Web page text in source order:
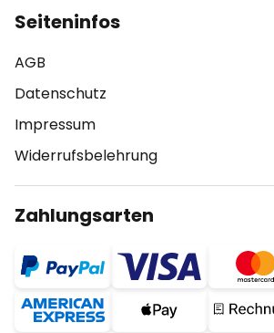
Seiteninfos
AGB
Datenschutz
Impressum
Widerrufsbelehrung
Zahlungsarten